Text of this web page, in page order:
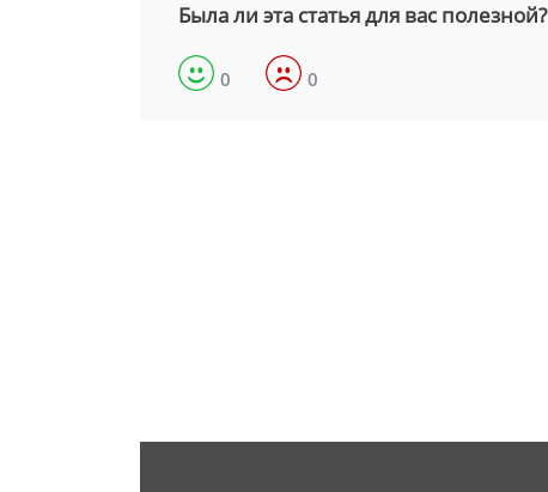
Была ли эта статья для вас полезной?
0 0